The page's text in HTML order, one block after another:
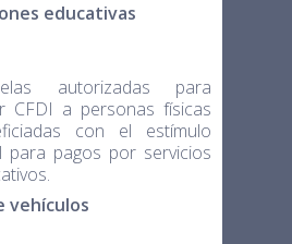
educativas
autorizadas para
CFDI a personas físicas
con el estímulo
para pagos por servicios
vehículos